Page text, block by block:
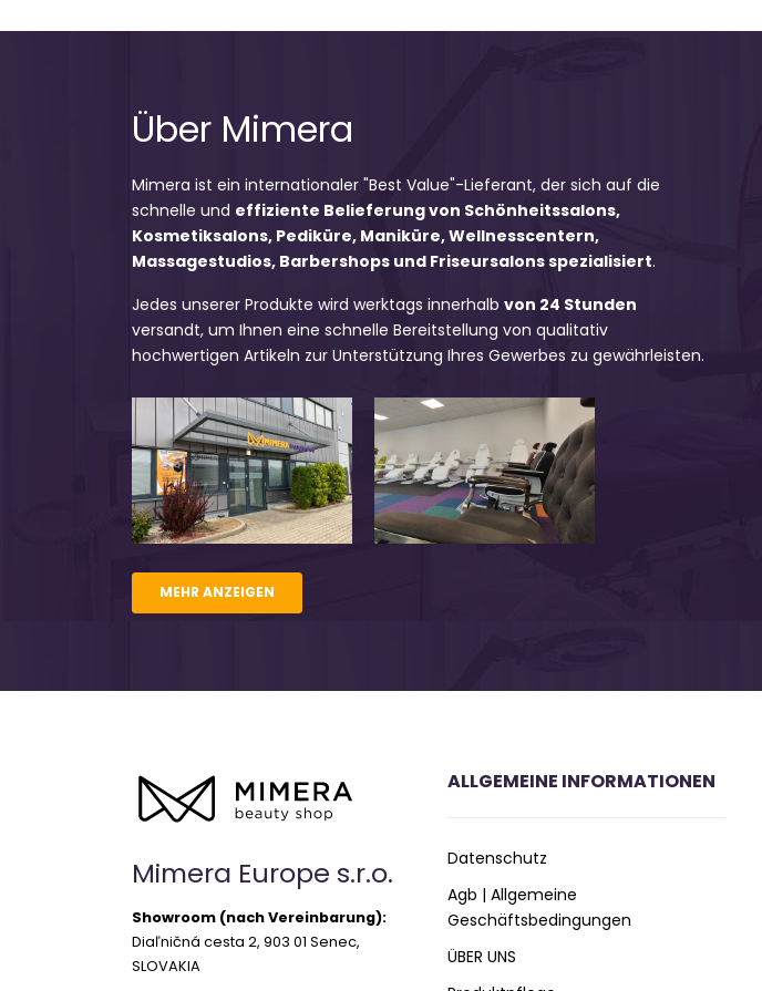
Über Mimera
Mimera ist ein internationaler "Best Value"-Lieferant, der sich auf die
schnelle und effiziente Belieferung von Schönheitssalons,
Kosmetiksalons, Pediküre, Maniküre, Wellnesscentern,
Massagestudios, Barbershops und Friseursalons spezialisiert.
Jedes unserer Produkte wird werktags innerhalbvon 24 Stunden
versandt, um Ihnen eine schnelle Bereitstellung von qualitativ
hochwertigen Artikeln zur Unterstützung Ihres Gewerbes zu gewährleisten.
MEHR ANZEIGEN
Mimera Europe s.r.o.
Showroom (nach Vereinbarung):
Diaľničná cesta 2, 903 01 Senec,
SLOVAKIA
ALLGEMEINE INFORMATIONEN
Datenschutz
Agb | Allgemeine
Geschäftsbedingungen
ÜBER UNS